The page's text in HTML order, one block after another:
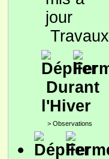
Travaux
Durant
l'Hiver
> Observations